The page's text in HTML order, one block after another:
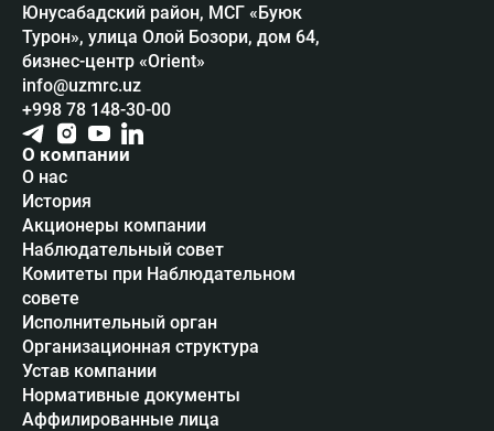
Юнусабадский район, МСГ «Буюк
Турон», улица Олой Бозори, дом 64,
бизнес-центр «Orient»
info@uzmrc.uz
+998 78 148-30-00
О компании
О нас
История
Акционеры компании
Наблюдательный совет
Комитеты при Наблюдательном
совете
Исполнительный орган
Организационная структура
Устав компании
Нормативные документы
Аффилированные лица